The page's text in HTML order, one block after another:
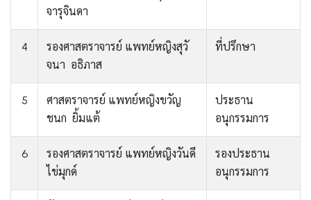
จารุจินดา
4
รองศาสตราจารย์ แพทย์หญิงสุวั
จนา อธิภาส
ที่ปรึกษา
5
ศาสตราจารย์ แพทย์หญิงขวัญ
ชนก ยิ้มแต้
ประธาน
อนุกรรมการ
6
รองศาสตราจารย์ แพทย์หญิงวันดี
ไข่มุกด์
รองประธาน
อนุกรรมการ